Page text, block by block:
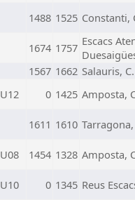
1488 1525 Constanti,
1674 1757 Escacs
1567 1662 Salauris,
U12 0 1425 Amposta,
1611 1610 Tarragona,
U08 1454 1328 Amposta,
U10 0 1345 Reus